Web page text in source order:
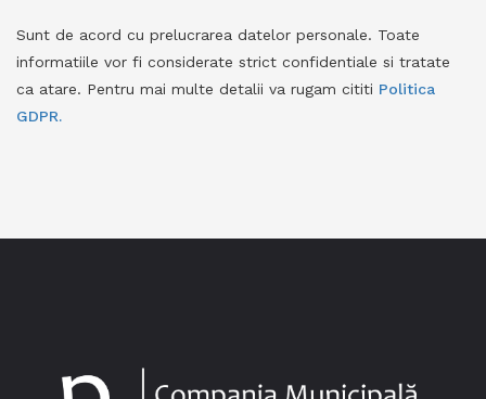
Sunt de acord cu prelucrarea datelor personale. Toate
informatiile vor fi considerate strict confidentiale si tratate
ca atare. Pentru mai multe detalii va rugam cititi Politica
GDPR.